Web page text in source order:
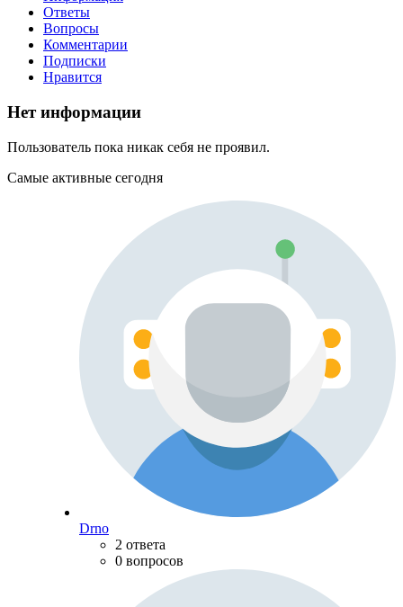
Ответы
Вопросы
Комментарии
Подписки
Нравится
Нет информации
Пользователь пока никак себя не проявил.
Самые активные сегодня
Drno
2 ответа
0 вопросов